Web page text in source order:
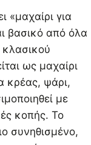
«μαχαίρι για
βασικό από όλα
κλασικού
ως μαχαίρι
κρέας, ψάρι,
με
κοπής. Το
συνηθισμένο,